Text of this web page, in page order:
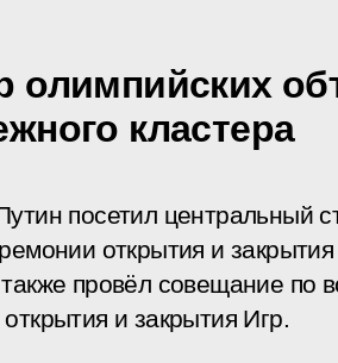
олимпийских
кластера
посетил центральный
открытия и
провёл совещание по
и закрытия Игр.